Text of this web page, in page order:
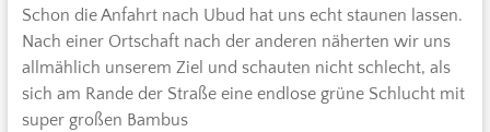
Schon die Anfahrt nach Ubud hat uns echt staunen lassen.
Nach einer Ortschaft nach der anderen näherten wir uns
allmählich unserem Ziel und schauten nicht schlecht, als
sich am Rande der Straße eine endlose grüne Schlucht mit
super großen Bambus